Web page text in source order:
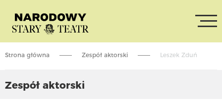
Strona główna Zespół aktorski Leszek Zduń
Zespół aktorski